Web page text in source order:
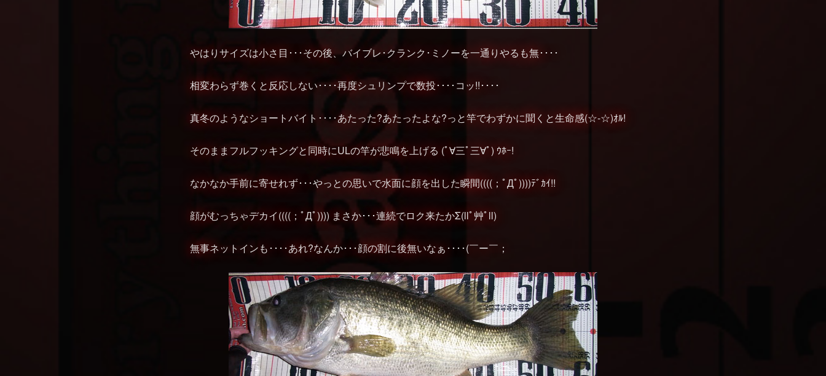
やはりサイズは小さ目･･･その後、バイブレ･クランク･ミノーを一通りやるも無････
相変わらず巻くと反応しない････再度シュリンプで数投････コッ!!････
真冬のようなショートバイト････あたった?あたったよな?っと竿でわずかに聞くと生命感(☆-☆)ｵﾙ!
そのままフルフッキングと同時にULの竿が悲鳴を上げる (ﾟ∀三ﾟ三∀ﾟ) ｳﾎｰ!
なかなか手前に寄せれず･･･やっとの思いで水面に顔を出した瞬間((((；ﾟДﾟ))))ﾃﾞｶｲ!!
顔がむっちゃデカイ((((；ﾟДﾟ)))) まさか･･･連続でロク来たかΣ(llﾟ艸ﾟll)
無事ネットインも････あれ?なんか･･･顔の割に後無いなぁ････(￣ー￣；